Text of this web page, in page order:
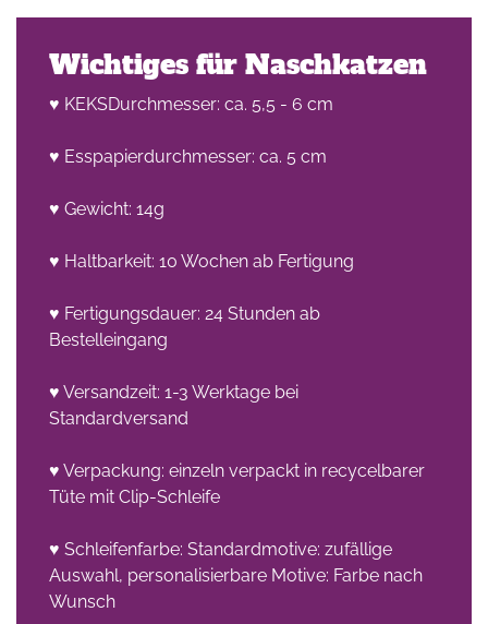
Wichtiges für Naschkatzen
♥ KEKSDurchmesser: ca. 5,5 - 6 cm
♥ Esspapierdurchmesser: ca. 5 cm
♥ Gewicht: 14g
♥ Haltbarkeit: 10 Wochen ab Fertigung
♥ Fertigungsdauer: 24 Stunden ab
Bestelleingang
♥ Versandzeit: 1-3 Werktage bei
Standardversand
♥ Verpackung: einzeln verpackt in recycelbarer
Tüte mit Clip-Schleife
♥ Schleifenfarbe: Standardmotive: zufällige
Auswahl, personalisierbare Motive: Farbe nach
Wunsch